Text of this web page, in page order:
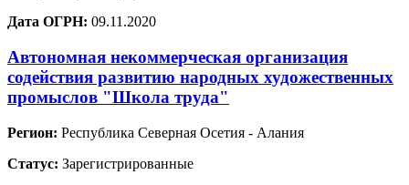
Дата ОГРН: 09.11.2020
Автономная некоммерческая организация
содействия развитию народных художественных
промыслов "Школа труда"
Регион: Республика Северная Осетия - Алания
Статус: Зарегистрированные